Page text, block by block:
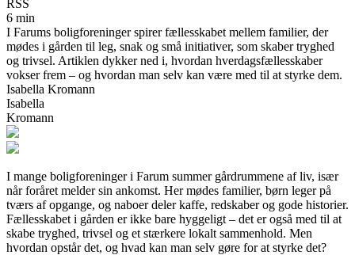
RSS
6 min
I Farums boligforeninger spirer fællesskabet mellem familier, der
mødes i gården til leg, snak og små initiativer, som skaber tryghed
og trivsel. Artiklen dykker ned i, hvordan hverdagsfællesskaber
vokser frem – og hvordan man selv kan være med til at styrke dem.
Isabella Kromann
Isabella
Kromann
I mange boligforeninger i Farum summer gårdrummene af liv, især
når foråret melder sin ankomst. Her mødes familier, børn leger på
tværs af opgange, og naboer deler kaffe, redskaber og gode historier.
Fællesskabet i gården er ikke bare hyggeligt – det er også med til at
skabe tryghed, trivsel og et stærkere lokalt sammenhold. Men
hvordan opstår det, og hvad kan man selv gøre for at styrke det?